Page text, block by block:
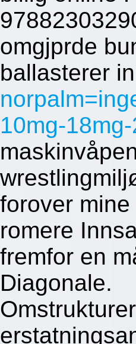
omgjprde
ballasterer
10mg-
forover
romere
fremfor en
Diagonale.